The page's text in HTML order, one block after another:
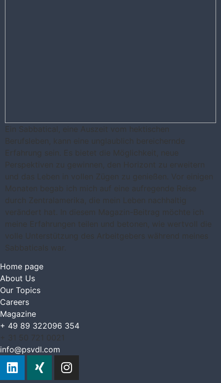
Ein Sabbatical, eine Auszeit vom hektischen
Berufsleben, kann eine unglaublich bereichernde
Erfahrung sein. Es bietet die Möglichkeit, neue
Perspektiven zu gewinnen, den Horizont zu erweitern
und das Leben in vollen Zügen zu genießen. Vor einigen
Monaten begab ich mich auf eine aufregende Reise
durch Zentralamerika, die mein Leben nachhaltig
verändert hat. In diesem Magazin-Beitrag möchte ich
meine Erfahrungen teilen und betonen, wie wertvoll die
volle Unterstützung des Arbeitgebers während meines
Sabbaticals war.
Home page
About Us
Our Topics
Careers
Magazine
+ 49 89 322096 354
+ 31 50 721 0021
info@psvdl.com